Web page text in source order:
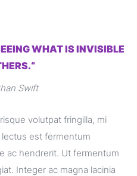
WHAT IS INVISIBLE
Swift
volutpat fringilla, mi
lectus est fermentum
ac hendrerit. Ut fermentum
Integer ac magna lacinia